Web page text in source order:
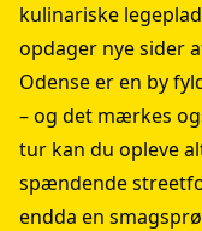
kulinariske
opdager nye sider
Odense er en by
– og det mærkes
tur kan du opleve
spændende
endda en